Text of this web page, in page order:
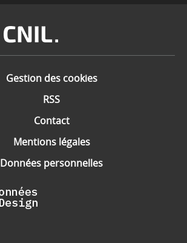
Image
Gestion des cookies
RSS
Contact
Mentions légales
Données personnelles